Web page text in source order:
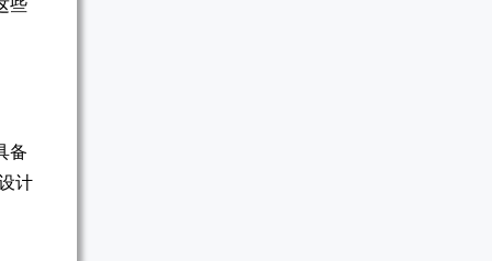
些
备
计